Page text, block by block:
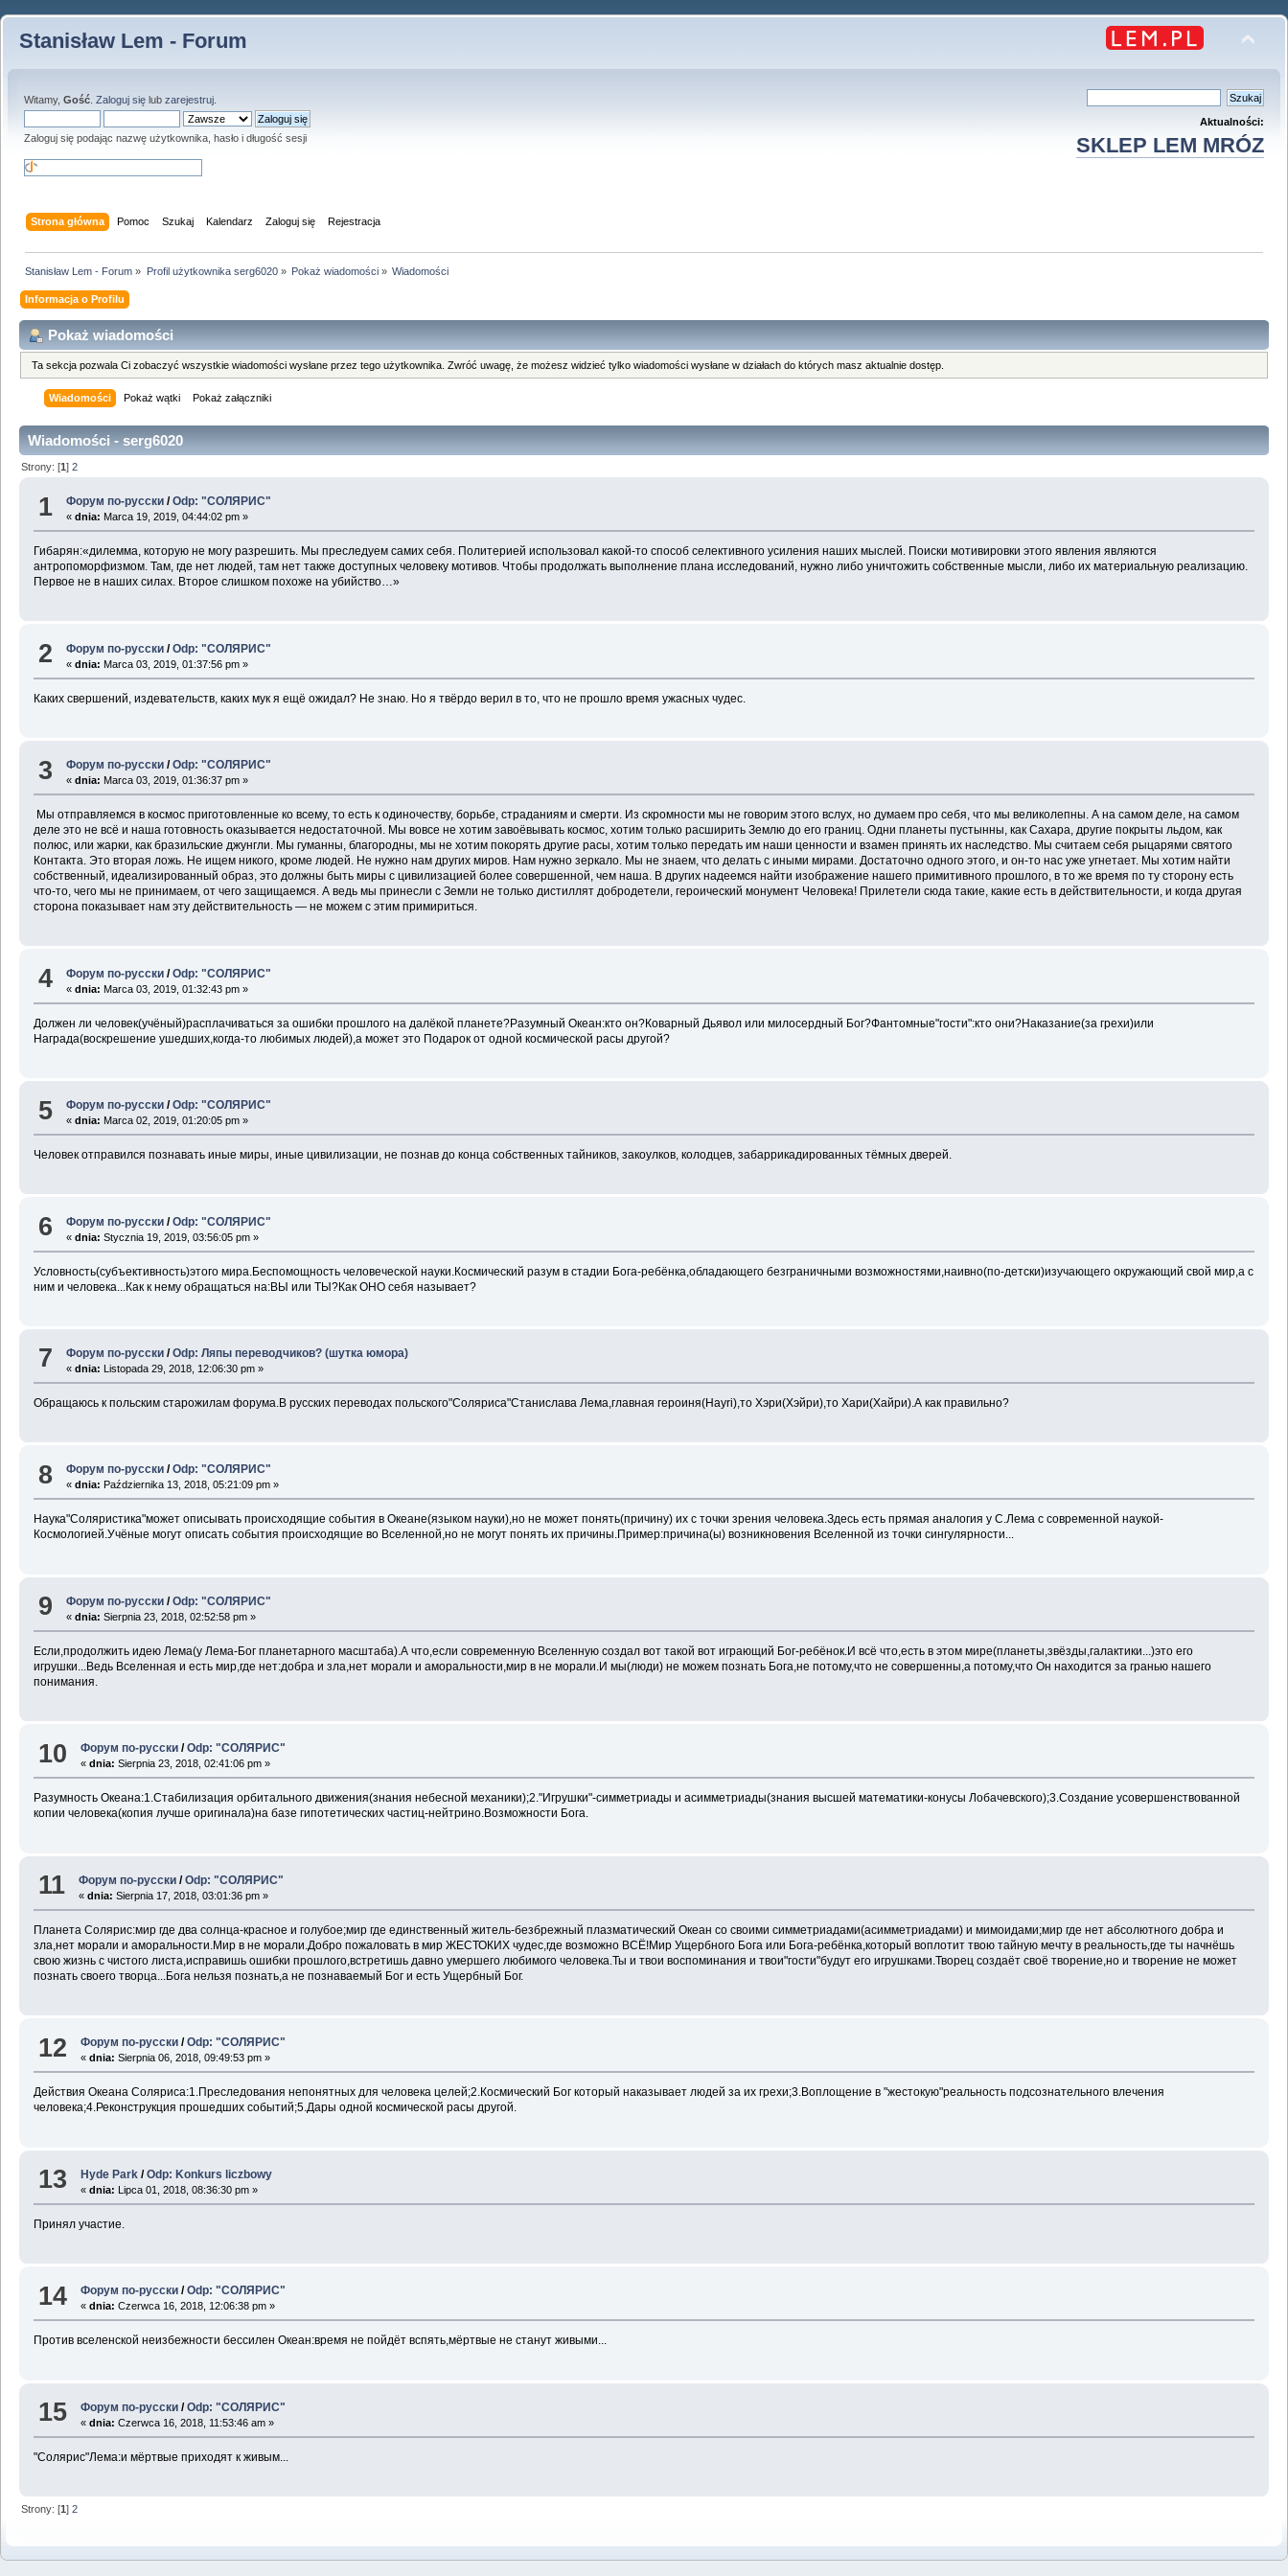
Stanisław Lem - Forum
Witamy, Gość Zaloguj się lub zarejestruj
Zaloguj się podając nazwę użytkownika, hasło i długość sesji
Aktualności:
SKLEP LEM MRÓZ
Strona główna Pomoc Szukaj Kalendarz Zaloguj się Rejestracja
Stanisław Lem - Forum » Profil użytkownika serg6020» Pokaż wiadomości» Wiadomości
Informacja o Profilu
Pokaż wiadomości
Ta sekcja pozwala Ci zobaczyć wszystkie wiadomości wysłane przez tego użytkownika. Zwróć uwagę, że możesz widzieć tylko wiadomości wysłane w działach do których masz aktualnie dostęp.
Wiadomości Pokaż wątki Pokaż załączniki
Wiadomości - serg6020
Strony: [1]2
1 Форум по-русски /Odp: "СОЛЯРИС"
«dnia: Marca 19, 2019, 04:44:02 pm »
Гибарян:«дилемма, которую не могу разрешить. Мы преследуем самих себя. Политерией использовал какой-то способ селективного усиления наших мыслей. Поиски мотивировки этого явления являются
антропоморфизмом. Там, где нет людей, там нет также доступных человеку мотивов. Чтобы продолжать выполнение плана исследований, нужно либо уничтожить собственные мысли, либо их материальную реализацию.
Первое не в наших силах. Второе слишком похоже на убийство…»
2 Форум по-русски /Odp: "СОЛЯРИС"
«dnia: Marca 03, 2019, 01:37:56 pm »
Каких свершений, издевательств, каких мук я ещё ожидал? Не знаю. Но я твёрдо верил в то, что не прошло время ужасных чудес.
3 Форум по-русски /Odp: "СОЛЯРИС"
«dnia: Marca 03, 2019, 01:36:37 pm »
Мы отправляемся в космос приготовленные ко всему, то есть к одиночеству, борьбе, страданиям и смерти. Из скромности мы не говорим этого вслух, но думаем про себя, что мы великолепны. А на самом деле, на самом
деле это не всё и наша готовность оказывается недостаточной. Мы вовсе не хотим завоёвывать космос, хотим только расширить Землю до его границ. Одни планеты пустынны, как Сахара, другие покрыты льдом, как
полюс, или жарки, как бразильские джунгли. Мы гуманны, благородны, мы не хотим покорять другие расы, хотим только передать им наши ценности и взамен принять их наследство. Мы считаем себя рыцарями святого
Контакта. Это вторая ложь. Не ищем никого, кроме людей. Не нужно нам других миров. Нам нужно зеркало. Мы не знаем, что делать с иными мирами. Достаточно одного этого, и он-то нас уже угнетает. Мы хотим найти
собственный, идеализированный образ, это должны быть миры с цивилизацией более совершенной, чем наша. В других надеемся найти изображение нашего примитивного прошлого, в то же время по ту сторону есть
что-то, чего мы не принимаем, от чего защищаемся. А ведь мы принесли с Земли не только дистиллят добродетели, героический монумент Человека! Прилетели сюда такие, какие есть в действительности, и когда другая
сторона показывает нам эту действительность — не можем с этим примириться.
4 Форум по-русски /Odp: "СОЛЯРИС"
«dnia: Marca 03, 2019, 01:32:43 pm »
Должен ли человек(учёный)расплачиваться за ошибки прошлого на далёкой планете?Разумный Океан:кто он?Коварный Дьявол или милосердный Бог?Фантомные"гости":кто они?Наказание(за грехи)или
Награда(воскрешение ушедших,когда-то любимых людей),а может это Подарок от одной космической расы другой?
5 Форум по-русски /Odp: "СОЛЯРИС"
«dnia: Marca 02, 2019, 01:20:05 pm »
Человек отправился познавать иные миры, иные цивилизации, не познав до конца собственных тайников, закоулков, колодцев, забаррикадированных тёмных дверей.
6 Форум по-русски /Odp: "СОЛЯРИС"
«dnia: Stycznia 19, 2019, 03:56:05 pm »
Условность(субъективность)этого мира.Беспомощность человеческой науки.Космический разум в стадии Бога-ребёнка,обладающего безграничными возможностями,наивно(по-детски)изучающего окружающий свой мир,а с
ним и человека...Как к нему обращаться на:ВЫ или ТЫ?Как ОНО себя называет?
7 Форум по-русски /Odp: Ляпы переводчиков? (шутка юмора)
«dnia: Listopada 29, 2018, 12:06:30 pm »
Обращаюсь к польским старожилам форума.В русских переводах польского"Соляриса"Станислава Лема,главная героиня(Hayri),то Хэри(Хэйри),то Хари(Хайри).А как правильно?
8 Форум по-русски /Odp: "СОЛЯРИС"
«dnia: Października 13, 2018, 05:21:09 pm »
Наука"Соляристика"может описывать происходящие события в Океане(языком науки),но не может понять(причину) их с точки зрения человека.Здесь есть прямая аналогия у С.Лема с современной наукой-
Космологией.Учёные могут описать события происходящие во Вселенной,но не могут понять их причины.Пример:причина(ы) возникновения Вселенной из точки сингулярности...
9 Форум по-русски /Odp: "СОЛЯРИС"
«dnia: Sierpnia 23, 2018, 02:52:58 pm »
Если,продолжить идею Лема(у Лема-Бог планетарного масштаба).А что,если современную Вселенную создал вот такой вот играющий Бог-ребёнок.И всё что,есть в этом мире(планеты,звёзды,галактики...)это его
игрушки...Ведь Вселенная и есть мир,где нет:добра и зла,нет морали и аморальности,мир в не морали.И мы(люди) не можем познать Бога,не потому,что не совершенны,а потому,что Он находится за гранью нашего
понимания.
10 Форум по-русски /Odp: "СОЛЯРИС"
«dnia: Sierpnia 23, 2018, 02:41:06 pm »
Разумность Океана:1.Стабилизация орбитального движения(знания небесной механики);2."Игрушки"-симметриады и асимметриады(знания высшей математики-конусы Лобачевского);3.Создание усовершенствованной
копии человека(копия лучше оригинала)на базе гипотетических частиц-нейтрино.Возможности Бога.
11 Форум по-русски /Odp: "СОЛЯРИС"
«dnia: Sierpnia 17, 2018, 03:01:36 pm »
Планета Солярис:мир где два солнца-красное и голубое;мир где единственный житель-безбрежный плазматический Океан со своими симметриадами(асимметриадами) и мимоидами;мир где нет абсолютного добра и
зла,нет морали и аморальности.Мир в не морали.Добро пожаловать в мир ЖЕСТОКИХ чудес,где возможно ВСЁ!Мир Ущербного Бога или Бога-ребёнка,который воплотит твою тайную мечту в реальность,где ты начнёшь
свою жизнь с чистого листа,исправишь ошибки прошлого,встретишь давно умершего любимого человека.Ты и твои воспоминания и твои"гости"будут его игрушками.Творец создаёт своё творение,но и творение не может
познать своего творца...Бога нельзя познать,а не познаваемый Бог и есть Ущербный Бог.
12 Форум по-русски /Odp: "СОЛЯРИС"
«dnia: Sierpnia 06, 2018, 09:49:53 pm »
Действия Океана Соляриса:1.Преследования непонятных для человека целей;2.Космический Бог который наказывает людей за их грехи;3.Воплощение в "жестокую"реальность подсознательного влечения
человека;4.Реконструкция прошедших событий;5.Дары одной космической расы другой.
13 Hyde Park /Odp: Konkurs liczbowy
«dnia: Lipca 01, 2018, 08:36:30 pm »
Принял участие.
14 Форум по-русски /Odp: "СОЛЯРИС"
«dnia: Czerwca 16, 2018, 12:06:38 pm »
Против вселенской неизбежности бессилен Океан:время не пойдёт вспять,мёртвые не станут живыми...
15 Форум по-русски /Odp: "СОЛЯРИС"
«dnia: Czerwca 16, 2018, 11:53:46 am »
"Солярис"Лема:и мёртвые приходят к живым...
Strony: [1]2